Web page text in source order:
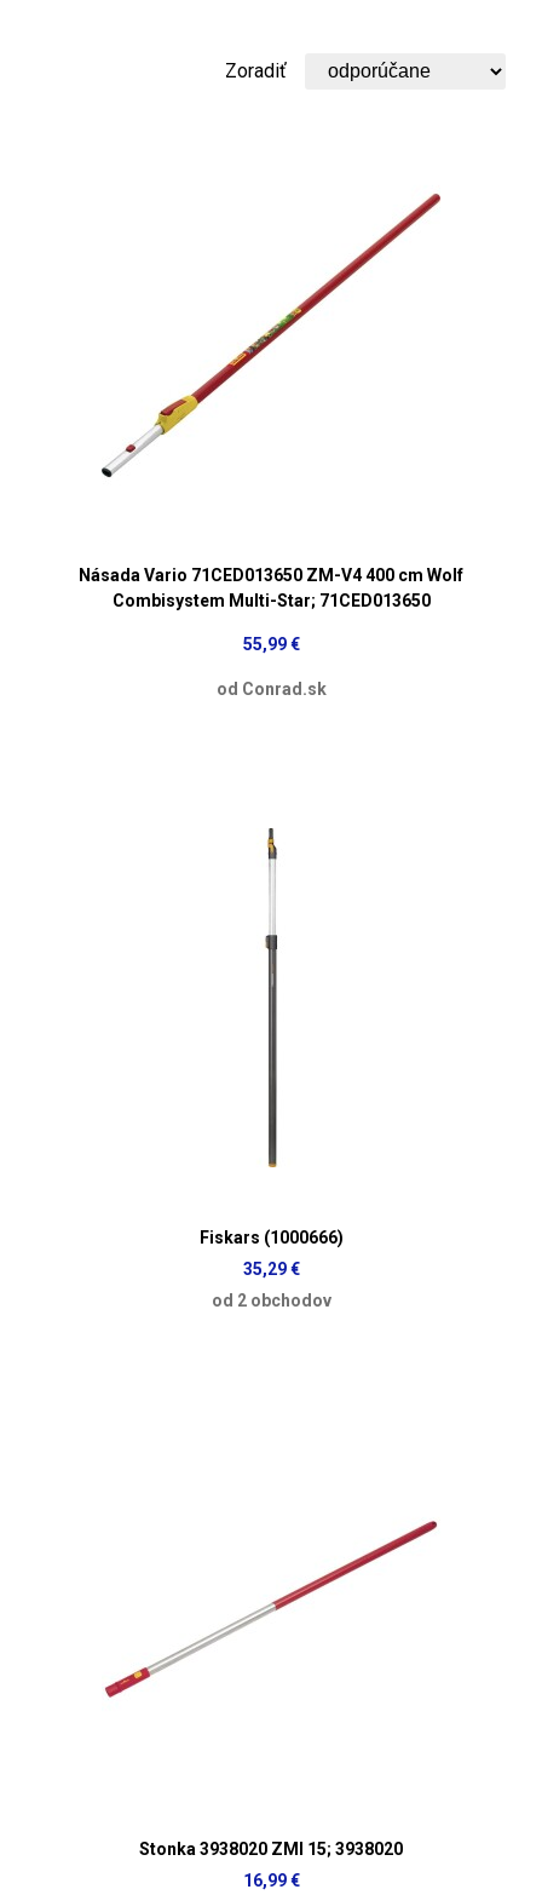
Zoradiť
Násada Vario 71CED013650 ZM-V4 400 cm Wolf
Combisystem Multi-Star; 71CED013650
55,99 €
od Conrad.sk
Fiskars (1000666)
35,29 €
od 2 obchodov
Stonka 3938020 ZMI 15; 3938020
16,99 €